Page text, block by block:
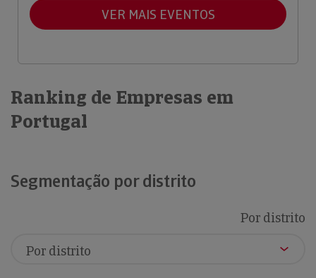
VER MAIS EVENTOS
Ranking de Empresas em
Portugal
Segmentação por distrito
Por distrito